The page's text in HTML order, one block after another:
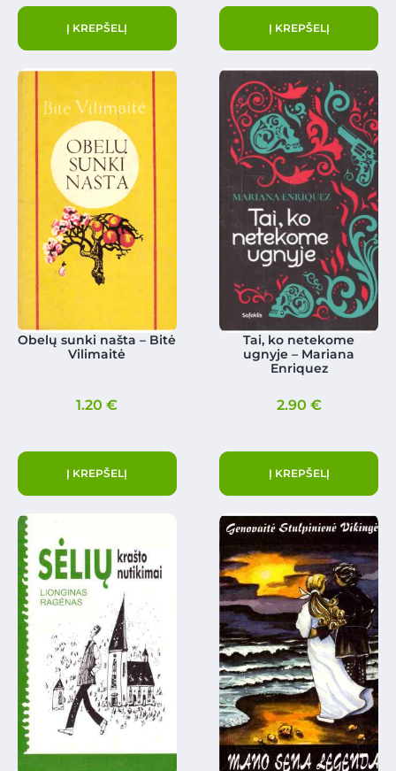
Į KREPŠELĮ Į KREPŠELĮ
Obelų sunki našta – Bitė
Vilimaitė
1.20€
Į KREPŠELĮ
Tai, ko netekome
ugnyje – Mariana
Enriquez
2.90 €
Į KREPŠELĮ